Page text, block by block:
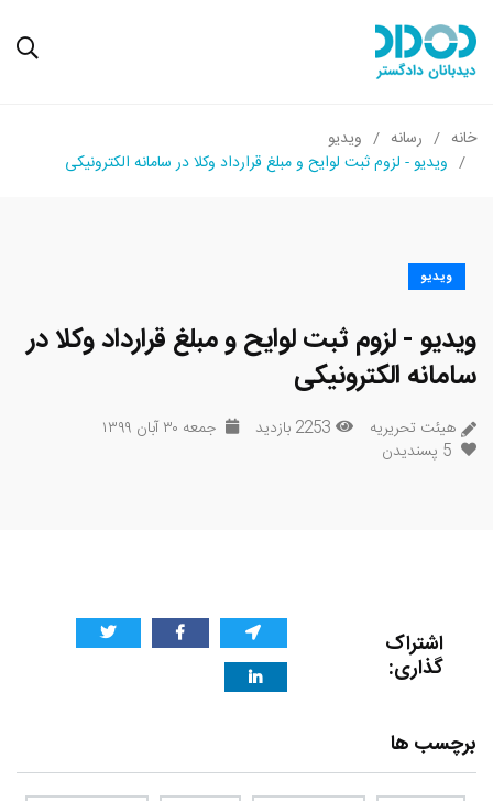
خانه رسانه
ویدیو
ویدیو - لزوم ثبت لوایح و مبلغ قرارداد وکلا در سامانه الکترونیکی
ویدیو
ویدیو - لزوم ثبت لوایح و مبلغ قرارداد وکلا در
سامانه الکترونیکی
هیئت تحریریه 2253 بازدید
جمعه ۳۰ آبان ۱۳۹۹
5 پسندیدن
اشتراک
گذاری:
برچسب ها